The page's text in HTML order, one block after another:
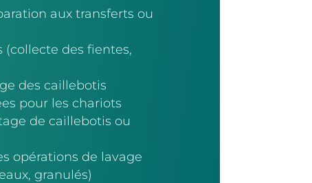
aux transferts ou
(collecte des fientes,
des caillebotis
pour les chariots
de caillebotis ou
opérations de lavage
granulés)